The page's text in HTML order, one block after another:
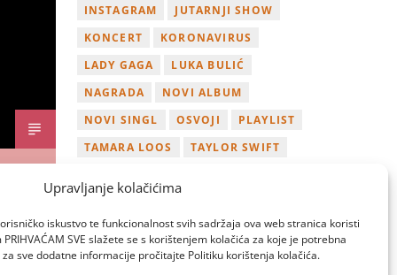
Upravljanje kolačićima
iskustvo te funkcionalnost svih sadržaja ova web stranica koristi
SVE slažete se s korištenjem kolačića za koje je potrebna
sve dodatne informacije pročitajte Politiku korištenja kolačića.
INSTAGRAM
JUTARNJI SHOW
KONCERT
KORONAVIRUS
LADY GAGA
LUKA BULIĆ
NAGRADA
NOVI ALBUM
NOVI SINGL
OSVOJI
PLAYLIST
TAMARA LOOS
TAYLOR SWIFT